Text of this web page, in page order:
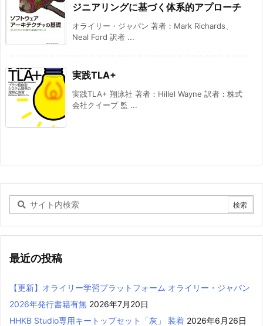
ジニアリングに基づく体系的アプローチ
オライリー・ジャパン 著者：Mark Richards、
Neal Ford 訳者 ...
実践TLA+
実践TLA+ 翔泳社 著者：Hillel Wayne 訳者：株式
会社クイープ 監 ...
最近の投稿
【更新】オライリー学習プラットフォーム オライリー・ジャパン
2026年発行書籍有無 2026年7月20日
HHKB Studio専用キートップセット「灰」 装着 2026年6月26日